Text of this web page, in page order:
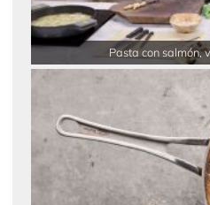
Pasta con salmón,